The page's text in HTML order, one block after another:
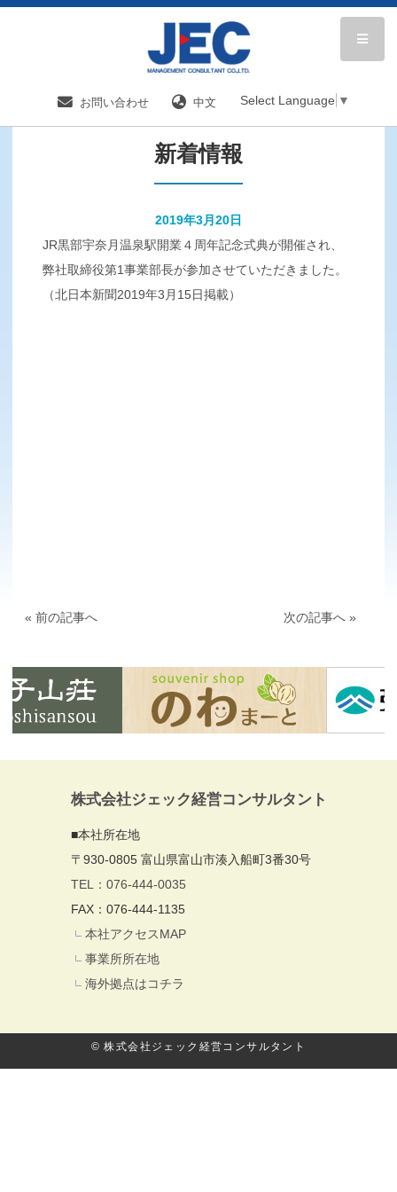
お問い合わせ 中文 Select Language ▼
新着情報／国内分野一覧 新着情報
新着情報
2019年3月20日
JR黒部宇奈月温泉駅開業４周年記念式典が開催され、
弊社取締役第1事業部長が参加させていただきました。
（北日本新聞2019年3月15日掲載）
« 前の記事へ 次の記事へ »
株式会社ジェック経営コンサルタント
■本社所在地
〒930-0805 富山県富山市湊入船町3番30号
TEL：076-444-0035
FAX：076-444-1135
本社アクセスMAP
事業所所在地
海外拠点はコチラ
© 株式会社ジェック経営コンサルタント